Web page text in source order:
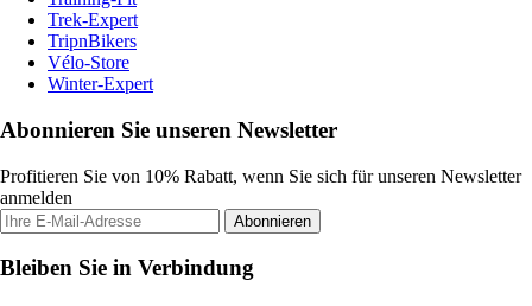
Trek-Expert
TripnBikers
Vélo-Store
Winter-Expert
Abonnieren Sie unseren Newsletter
Profitieren Sie von 10% Rabatt, wenn Sie sich für unseren Newsletter
anmelden
Abonnieren
Bleiben Sie in Verbindung